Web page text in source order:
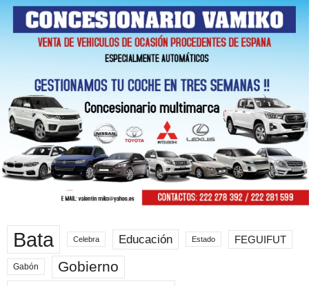
Bata Celebra Educación Estado FEGUIFUT
Gabón Gobierno